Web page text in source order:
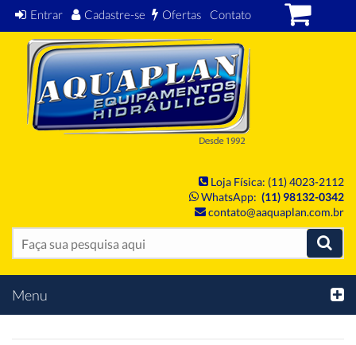
Entrar Cadastre-se Ofertas Contato
Loja Física: (11) 4023-2112
WhatsApp: (11) 98132-0342
contato@aaquaplan.com.br
Menu